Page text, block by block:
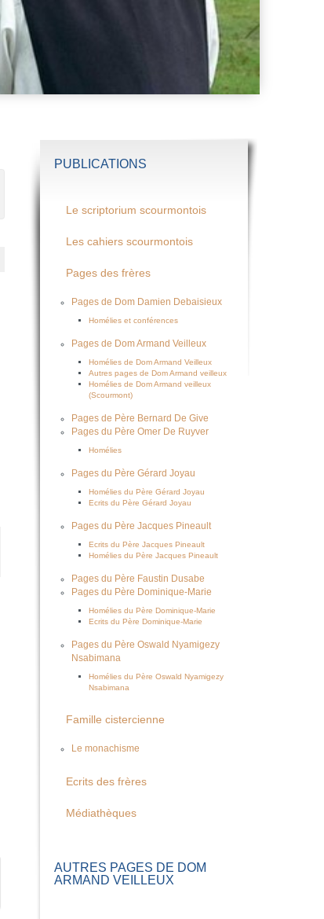
PUBLICATIONS
Le scriptorium scourmontois
Les cahiers scourmontois
Pages des frères
Pages de Dom Damien Debaisieux
Homélies et conférences
Pages de Dom Armand Veilleux
Homélies de Dom Armand Veilleux
Autres pages de Dom Armand veilleux
Homélies de Dom Armand veilleux
(Scourmont)
Pages de Père Bernard De Give
Pages du Père Omer De Ruyver
Homélies
Pages du Père Gérard Joyau
Homélies du Père Gérard Joyau
Ecrits du Père Gérard Joyau
Pages du Père Jacques Pineault
Ecrits du Père Jacques Pineault
Homélies du Père Jacques Pineault
Pages du Père Faustin Dusabe
Pages du Père Dominique-Marie
Homélies du Père Dominique-Marie
Ecrits du Père Dominique-Marie
Pages du Père Oswald Nyamigezy
Nsabimana
Homélies du Père Oswald Nyamigezy
Nsabimana
Famille cistercienne
Le monachisme
Ecrits des frères
Médiathèques
AUTRES PAGES DE DOM
ARMAND VEILLEUX